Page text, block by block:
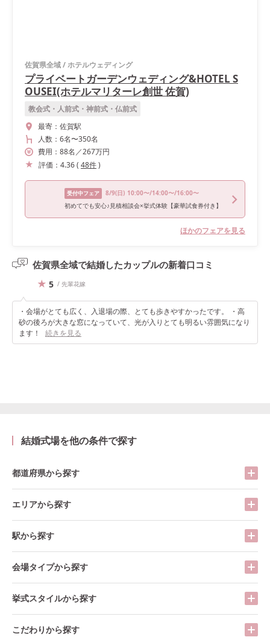
佐賀県全域/ホテルウェディング
プライベートガーデンウェディング&HOTEL S
OUSEI(ホテルマリターレ創世 佐賀)
教会式・人前式・神前式・仏前式
最寄： 佐賀駅
人数： 6名〜350名
費用： 88名 ／267万円
評価： 4.36( 48件)
受付中フェア 8/9(日) 10:00〜/14:00〜/16:00〜
初めてでも安心♪見積相談会×挙式体験【豪華試食券付き】
ほかのフェアを見る
佐賀県全域で結婚したカップルの新着口コミ
5 / 先輩花嫁
・会場がとても広く、入退場の際、とても歩きやすかったです。 ・高
砂の後ろが大きな窓になっていて、光が入りとても明るい雰囲気になり
ます！
続きを見る
結婚式場を他の条件で探す
都道府県から探す
エリアから探す
駅から探す
会場タイプから探す
挙式スタイルから探す
こだわりから探す